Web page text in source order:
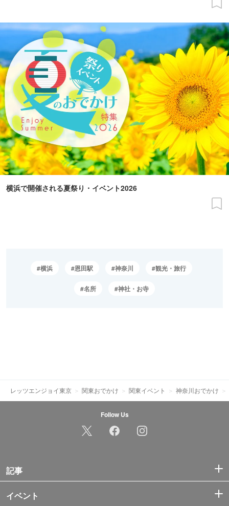
横浜で開催される夏祭り・イベント2026
横浜 恩田駅 神奈川 観光・旅行
名所 神社・お寺
レッツエンジョイ東京 関東おでかけ 関東イベント 神奈川おでかけ
Follow Us
記事
イベント